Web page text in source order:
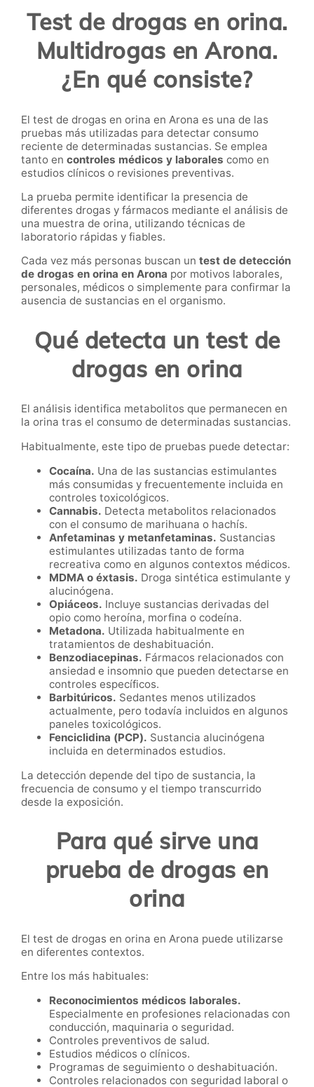
Test de drogas en orina.
Multidrogas en Arona.
¿En qué consiste?
El test de drogas en orina en Arona es una de las
pruebas más utilizadas para detectar consumo
reciente de determinadas sustancias. Se emplea
tanto en controles médicos y laborales como en
estudios clínicos o revisiones preventivas.
La prueba permite identificar la presencia de
diferentes drogas y fármacos mediante el análisis de
una muestra de orina, utilizando técnicas de
laboratorio rápidas y fiables.
Cada vez más personas buscan un test de detección
de drogas en orina en Arona por motivos laborales,
personales, médicos o simplemente para confirmar la
ausencia de sustancias en el organismo.
Qué detecta un test de
drogas en orina
El análisis identifica metabolitos que permanecen en
la orina tras el consumo de determinadas sustancias.
Habitualmente, este tipo de pruebas puede detectar:
Cocaína. Una de las sustancias estimulantes
más consumidas y frecuentemente incluida en
controles toxicológicos.
Cannabis. Detecta metabolitos relacionados
con el consumo de marihuana o hachís.
Anfetaminas y metanfetaminas. Sustancias
estimulantes utilizadas tanto de forma
recreativa como en algunos contextos médicos.
MDMA o éxtasis. Droga sintética estimulante y
alucinógena.
Opiáceos. Incluye sustancias derivadas del
opio como heroína, morfina o codeína.
Metadona. Utilizada habitualmente en
tratamientos de deshabituación.
Benzodiacepinas. Fármacos relacionados con
ansiedad e insomnio que pueden detectarse en
controles específicos.
Barbitúricos. Sedantes menos utilizados
actualmente, pero todavía incluidos en algunos
paneles toxicológicos.
Fenciclidina (PCP). Sustancia alucinógena
incluida en determinados estudios.
La detección depende del tipo de sustancia, la
frecuencia de consumo y el tiempo transcurrido
desde la exposición.
Para qué sirve una
prueba de drogas en
orina
El test de drogas en orina en Arona puede utilizarse
en diferentes contextos.
Entre los más habituales:
Reconocimientos médicos laborales.
Especialmente en profesiones relacionadas con
conducción, maquinaria o seguridad.
Controles preventivos de salud.
Estudios médicos o clínicos.
Programas de seguimiento o deshabituación.
Controles relacionados con seguridad laboral o